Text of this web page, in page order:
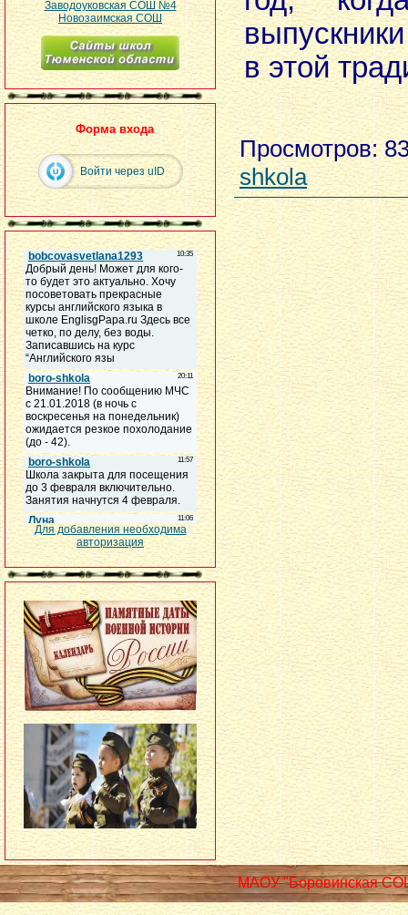
Заводоуковская СОШ №4
Новозаимская СОШ
Форма входа
Войти через uID
Для добавления необходима
авторизация
в этой
Просмотров:
shkola
МАОУ "Боровинская